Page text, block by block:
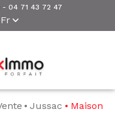
- 04 71 43 72 47
Fr
Vente Jussac Maison